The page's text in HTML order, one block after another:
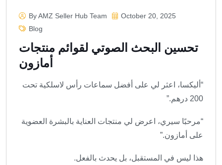
By AMZ Seller Hub Team
October 20, 2025
Blog
تحسين البحث الصوتي لقوائم منتجات
أمازون
“أليكسا، اعثر لي على أفضل سماعات رأس لاسلكية تحت
200 درهم.”
“مرحبًا سيري، اعرض لي منتجات العناية بالبشرة العضوية
على أمازون.”
هذا ليس في المستقبل، بل يحدث بالفعل.